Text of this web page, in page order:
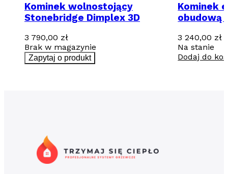
Kominek wolnostojący
Stonebridge Dimplex 3D
3 790,00 zł
Brak w magazynie
Zapytaj o produkt
Kominek
obudową
3 240,00 zł
Na stanie
Dodaj do